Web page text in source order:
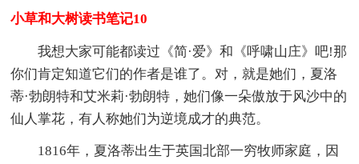
小草和大树读书笔记10
我想大家可能都读过《简·爱》和《呼啸山庄》吧!那
你们肯定知道它们的作者是谁了。对，就是她们，夏洛
蒂·勃朗特和艾米莉·勃朗特，她们像一朵傲放于风沙中的
仙人掌花，有人称她们为逆境成才的典范。
1816年，夏洛蒂出生于英国北部一穷牧师家庭，因